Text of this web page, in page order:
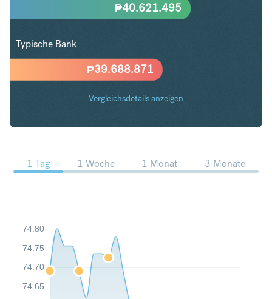
₱39.688.871
₱40.621.495
Typische Bank
Vergleichsdetails anzeigen
CHF in PHP Trends
1 Tag 1 Woche 1 Monat 3 Monate
74.65
74.70
74.75
74.80